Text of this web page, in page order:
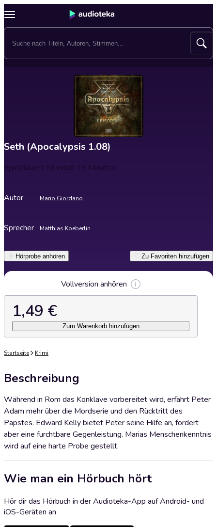
Seth (Apocalypsis 1.08)
Spieldauer1 Stunden 19 Minuten
Autor Mario Giordano
Sprecher Matthias Koeberlin
Hörprobe anhören Zu Favoriten hinzufügen
Vollversion anhören
1,49 €
Zum Warenkorb hinzufügen
Startseite Krimi
Beschreibung
Während in Rom das Konklave vorbereitet wird, erfährt Peter
Adam mehr über die Mordserie und den Rücktritt des
Papstes. Edward Kelly bietet Peter seine Hilfe an, fordert
aber eine furchtbare Gegenleistung. Marias Menschenkenntnis
wird auf eine harte Probe gestellt.
Wie man ein Hörbuch hört
Hör dir das Hörbuch in der Audioteka-App auf Android- und
iOS-Geräten an